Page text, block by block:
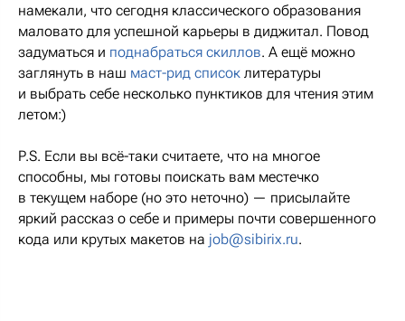
намекали, что сегодня классического образования
маловато для успешной карьеры в диджитал. Повод
задуматься и поднабраться скиллов. А ещё можно
заглянуть в наш маст-рид список литературы
и выбрать себе несколько пунктиков для чтения этим
летом:)
P.S. Если вы всё-таки считаете, что на многое
способны, мы готовы поискать вам местечко
в текущем наборе (но это неточно) — присылайте
яркий рассказ о себе и примеры почти совершенного
кода или крутых макетов на job@sibirix.ru.